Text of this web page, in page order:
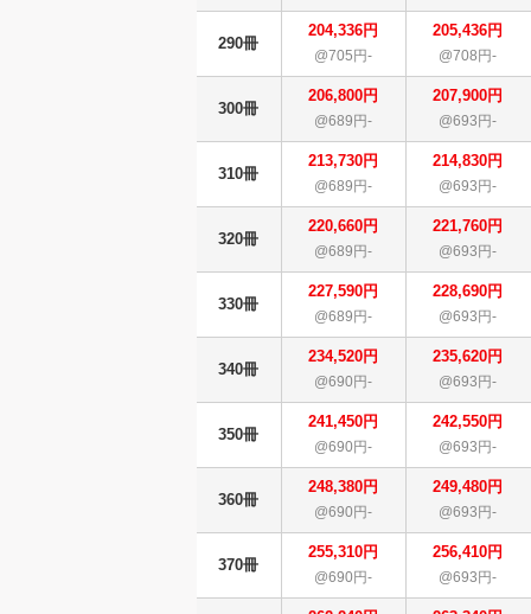
290冊
204,336円
@705円-
205,436円
@708円-
300冊
206,800円
@689円-
207,900円
@693円-
310冊
213,730円
@689円-
214,830円
@693円-
320冊
220,660円
@689円-
221,760円
@693円-
330冊
227,590円
@689円-
228,690円
@693円-
340冊
234,520円
@690円-
235,620円
@693円-
350冊
241,450円
@690円-
242,550円
@693円-
360冊
248,380円
@690円-
249,480円
@693円-
370冊
255,310円
@690円-
256,410円
@693円-